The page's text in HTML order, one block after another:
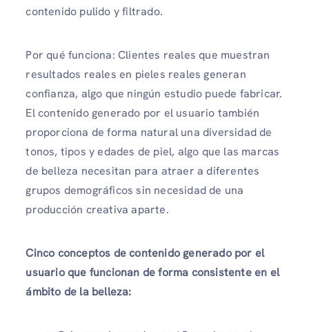
contenido pulido y filtrado.
Por qué funciona: Clientes reales que muestran
resultados reales en pieles reales generan
confianza, algo que ningún estudio puede fabricar.
El contenido generado por el usuario también
proporciona de forma natural una diversidad de
tonos, tipos y edades de piel, algo que las marcas
de belleza necesitan para atraer a diferentes
grupos demográficos sin necesidad de una
producción creativa aparte.
Cinco conceptos de contenido generado por el
usuario que funcionan de forma consistente en el
ámbito de la belleza: